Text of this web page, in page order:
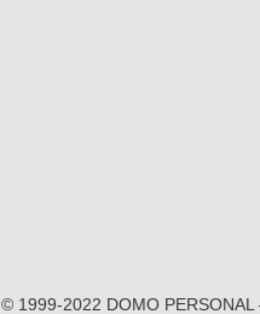
© 1999-2022 DOMO